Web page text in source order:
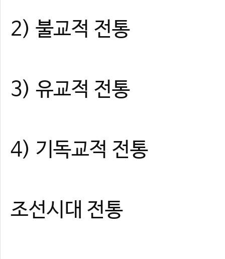
2) 불교적 전통
3) 유교적 전통
4) 기독교적 전통
조선시대 전통